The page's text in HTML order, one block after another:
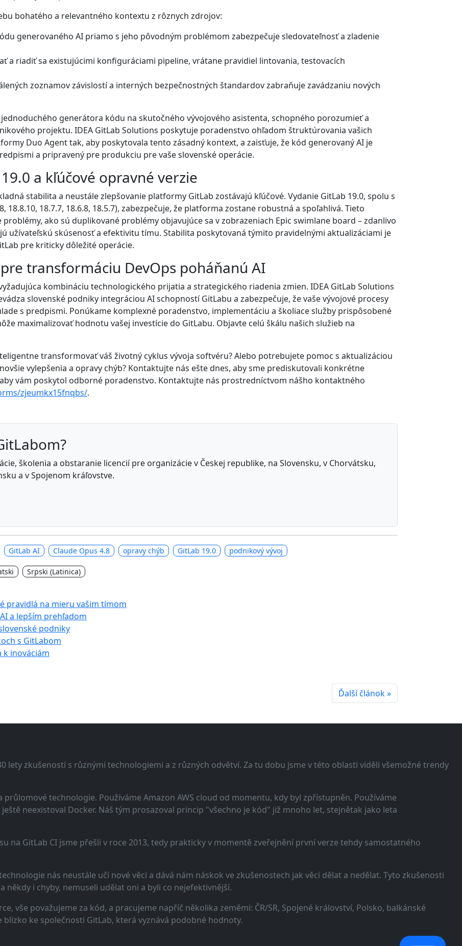
bohatého a relevantného kontextu z rôznych zdrojov:
generovaného AI priamo s jeho pôvodným problémom zabezpečuje sledovateľnosť a zladenie
a riadiť sa existujúcimi konfiguráciami pipeline, vrátane pravidiel lintovania, testovacích
zoznamov závislostí a interných bezpečnostných štandardov zabraňuje zavádzaniu nových
generátora kódu na skutočného vývojového asistenta, schopného porozumieť a
projektu. IDEA GitLab Solutions poskytuje poradenstvo ohľadom štruktúrovania vašich
Duo Agent tak, aby poskytovala tento zásadný kontext, a zaisťuje, že kód generovaný AI je
a pripravený pre produkciu pre vaše slovenské operácie.
a kľúčové opravné verzie
stabilita a neustále zlepšovanie platformy GitLab zostávajú kľúčové. Vydanie GitLab 19.0, spolu s
18.8.10, 18.7.7, 18.6.8, 18.5.7), zabezpečuje, že platforma zostane robustná a spoľahlivá. Tieto
ako sú duplikované problémy objavujúce sa v zobrazeniach Epic swimlane board – zdanlivo
užívateľskú skúsenosť a efektivitu tímu. Stabilita poskytovaná týmito pravidelnými aktualizáciami je
pre kriticky dôležité operácie.
transformáciu DevOps poháňanú AI
kombináciu technologického prijatia a strategického riadenia zmien. IDEA GitLab Solutions
slovenské podniky integráciou AI schopností GitLabu a zabezpečuje, že vaše vývojové procesy
s predpismi. Ponúkame komplexné poradenstvo, implementáciu a školiace služby prispôsobené
maximalizovať hodnotu vašej investície do GitLabu. Objavte celú škálu našich služieb na
transformovať váš životný cyklus vývoja softvéru? Alebo potrebujete pomoc s aktualizáciou
vylepšenia a opravy chýb? Kontaktujte nás ešte dnes, aby sme prediskutovali konkrétne
vám poskytol odborné poradenstvo. Kontaktujte nás prostredníctvom nášho kontaktného
zjeumkx15fnqbs/.
školenia a obstaranie licencií pre organizácie v Českej republike, na Slovensku, v Chorvátsku,
a v Spojenom kráľovstve.
GitLab AI Claude Opus 4.8 opravy chýb GitLab 19.0 podnikový vývoj
Srpski (Latinica)
pravidlá na mieru vašim tímom
a lepším prehľadom
podniky
s GitLabom
k inováciám
Ďalší článok »
lety zkušeností s různými technologiemi a z různých odvětví. Za tu dobu jsme v této oblasti viděli všemožné trendy
průlomové technologie. Používáme Amazon AWS cloud od momentu, kdy byl zpřístupněn. Používáme
neexistoval Docker. Náš tým prosazoval princip "všechno je kód" již mnoho let, stejnětak jako leta
na GitLab CI jsme přešli v roce 2013, tedy prakticky v momentě zveřejnění první verze tehdy samostatného
nás neustále učí nové věci a dává nám náskok ve zkušenostech jak věci dělat a nedělat. Tyto zkušenosti
i chyby, nemuseli udělat oni a byli co nejefektivnější.
vše považujeme za kód, a pracujeme napříč několika zeměmi: ČR/SR, Spojené království, Polsko, balkánské
ke společnosti GitLab, která vyznává podobné hodnoty.